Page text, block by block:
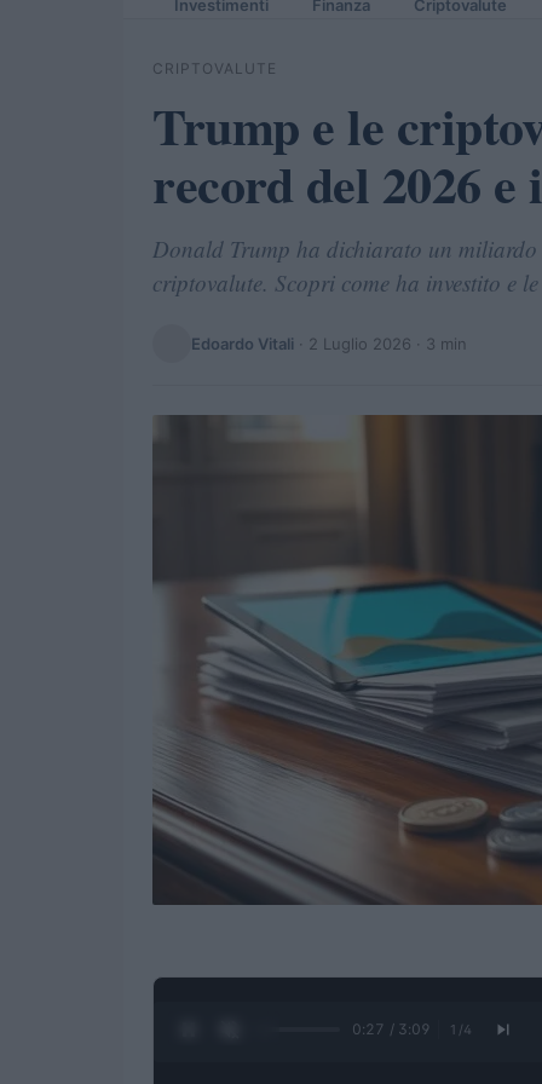
Investimenti Finanza Criptovalute
CRIPTOVALUTE
Trump e le
record del 2026
Donald Trump ha dichiarato un
criptovalute. Scopri come ha investito e
Edoardo Vitali · 2 Luglio 2026 · 3 min
0:28 / 3:09 1 /4